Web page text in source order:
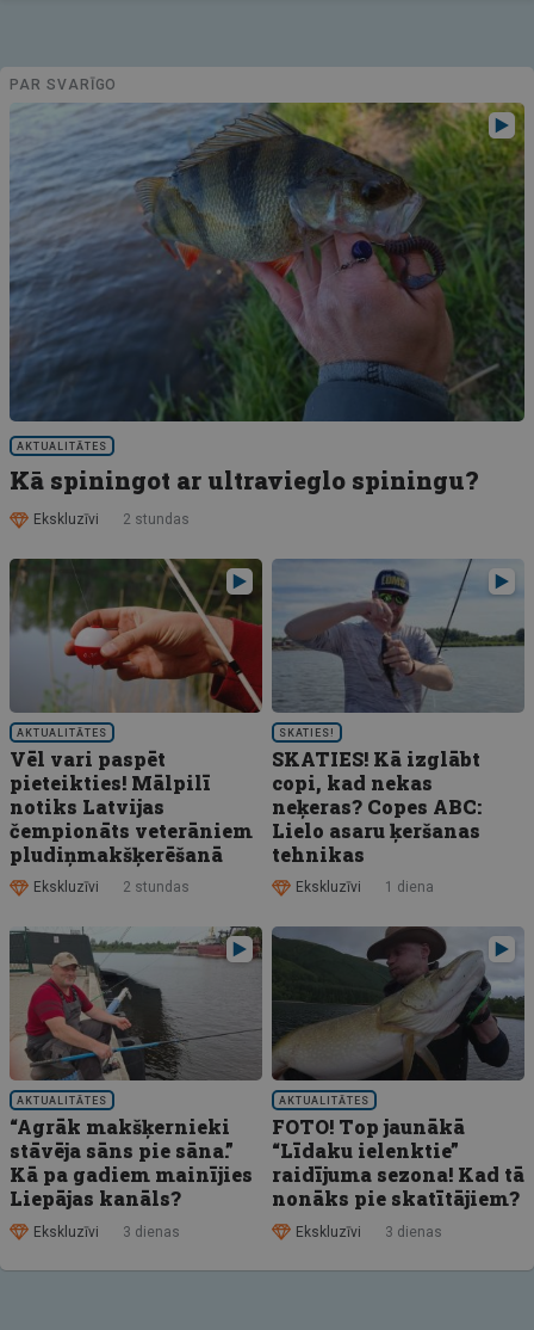
PAR SVARĪGO
AKTUALITĀTES
Kā spiningot ar ultravieglo spiningu?
Ekskluzīvi 2 stundas
AKTUALITĀTES
Vēl vari paspēt
pieteikties! Mālpilī
notiks Latvijas
čempionāts veterāniem
pludiņmakšķerēšanā
Ekskluzīvi 2 stundas
SKATIES!
SKATIES! Kā izglābt
copi, kad nekas
neķeras? Copes ABC:
Lielo asaru ķeršanas
tehnikas
Ekskluzīvi 1 diena
AKTUALITĀTES
“Agrāk makšķernieki
stāvēja sāns pie sāna.”
Kā pa gadiem mainījies
Liepājas kanāls?
Ekskluzīvi 3 dienas
AKTUALITĀTES
FOTO! Top jaunākā
“Līdaku ielenktie”
raidījuma sezona! Kad tā
nonāks pie skatītājiem?
Ekskluzīvi 3 dienas